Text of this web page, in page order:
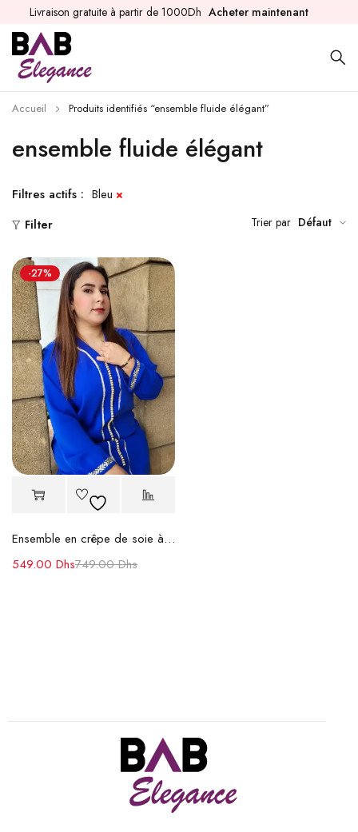
Livraison gratuite à partir de 1000Dh Acheter maintenant
ensemble fluide élégant
Accueil Produits identifiés “ensemble fluide élégant”
Filtres actifs : Bleu
Filter Trier par Défaut
-27%
Ensemble en crêpe de soie à haut et pantalon
749.00Dhs
549.00 Dhs